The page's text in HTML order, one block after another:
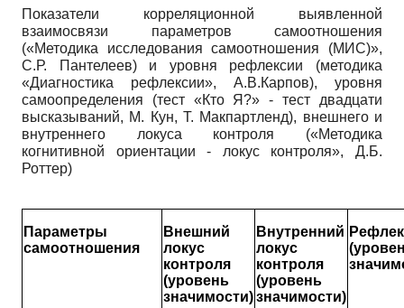
Показатели корреляционной выявленной
взаимосвязи параметров самоотношения
(«Методика исследования самоотношения (МИС)»,
С.Р. Пантелеев) и уровня рефлексии (методика
«Диагностика рефлексии», А.В.Карпов), уровня
самоопределения (тест «Кто Я?» - тест двадцати
высказываний, М. Кун, Т. Макпартленд), внешнего и
внутреннего локуса контроля («Методика
когнитивной ориентации - локус контроля», Д.Б.
Роттер)
Параметры
самоотношения
Внешний
локус
контроля
(уровень
значимости)
Внутренний
локус
контроля
(уровень
значимости)